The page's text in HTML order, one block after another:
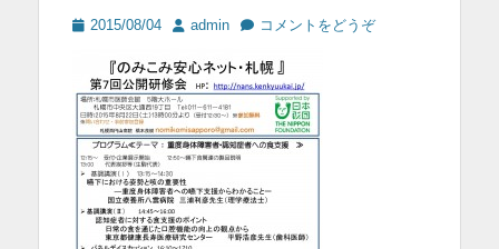
投 2015/08/04
投
者
admin コメントをどうぞ